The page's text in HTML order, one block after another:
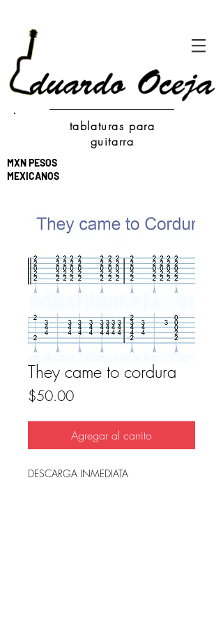
tablaturas para
guitarra
MXN PESOS
MEXICANOS
They came to cordura
$50.00Precio
Agregar al carrito
DESCARGA INMEDIATA